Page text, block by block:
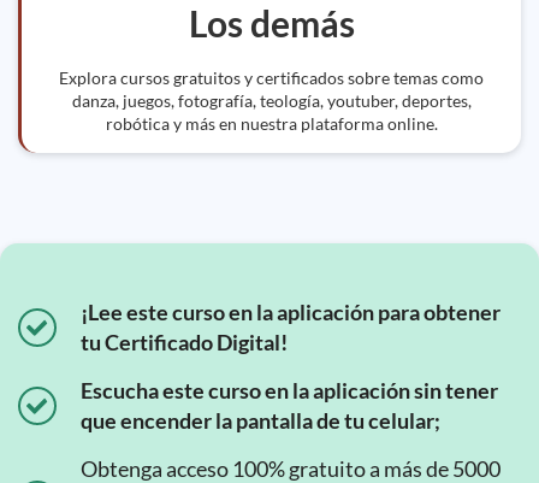
Los demás
Explora cursos gratuitos y certificados sobre temas como
danza, juegos, fotografía, teología, youtuber, deportes,
robótica y más en nuestra plataforma online.
¡Lee este curso en la aplicación para obtener
tu Certificado Digital!
Escucha este curso en la aplicación sin tener
que encender la pantalla de tu celular;
Obtenga acceso 100% gratuito a más de 5000